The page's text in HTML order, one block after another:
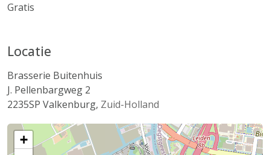
Gratis
Locatie
Brasserie Buitenhuis
J. Pellenbargweg 2
2235SP Valkenburg, Zuid-Holland
+